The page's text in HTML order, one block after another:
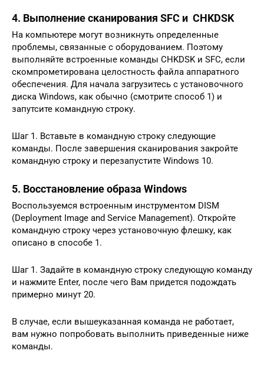
4. Выполнение сканирования SFC и CHKDSK
На компьютере могут возникнуть определенные
проблемы, связанные с оборудованием. Поэтому
выполняйте встроенные команды CHKDSK и SFC, если
скомпрометирована целостность файла аппаратного
обеспечения. Для начала загрузитесь с установочного
диска Windows, как обычно (смотрите способ 1) и
запутсите командную строку.
Шаг 1. Вставьте в командную строку следующие
команды. После завершения сканирования закройте
командную строку и перезапустите Windows 10.
5. Восстановление образа Windows
Воспользуемся встроенным инструментом DISM
(Deployment Image and Service Management). Откройте
командную строку через установочную флешку, как
описано в способе 1.
Шаг 1. Задайте в командную строку следующую команду
и нажмите Enter, после чего Вам придется подождать
примерно минут 20.
В случае, если вышеуказанная команда не работает,
вам нужно попробовать выполнить приведенные ниже
команды.